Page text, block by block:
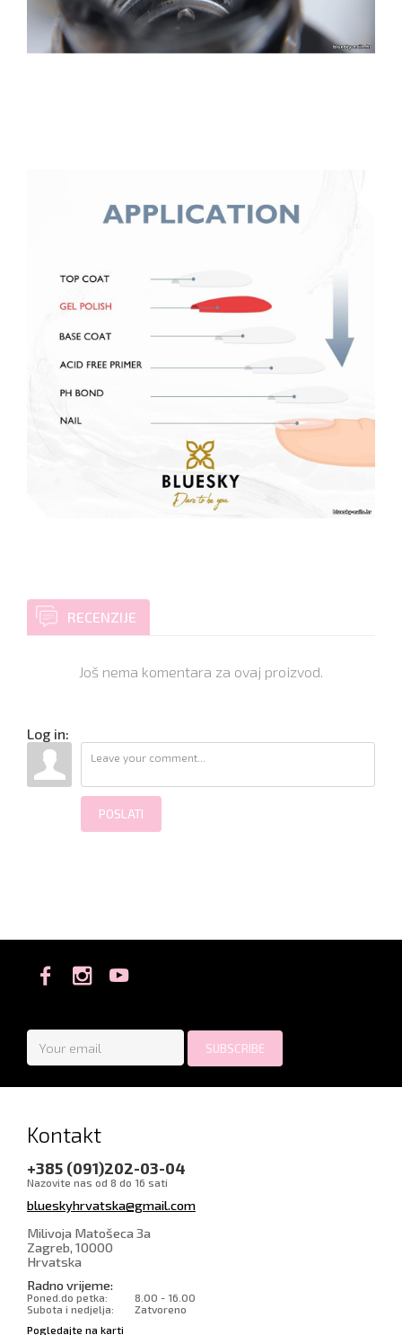
RECENZIJE
Još nema komentara za ovaj proizvod.
Log in:
POSLATI
Kontakt
+385 (091)202-03-04
Nazovite nas od 8 do 16 sati
blueskyhrvatska@gmail.com
Milivoja Matošeca 3a
Zagreb, 10000
Hrvatska
Radno vrijeme:
Poned.do petka:
8.00 - 16.00
Subota i nedjelja:
Zatvoreno
Pogledajte na karti